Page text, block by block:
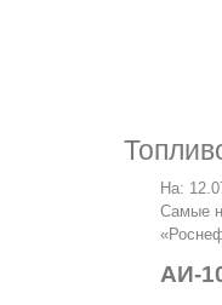
На:
Самые
АИ-